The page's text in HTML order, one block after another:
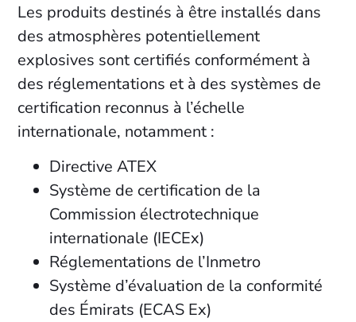
Les produits destinés à être installés dans
des atmosphères potentiellement
explosives sont certifiés conformément à
des réglementations et à des systèmes de
certification reconnus à l’échelle
internationale, notamment :
Directive ATEX
Système de certification de la
Commission électrotechnique
internationale (IECEx)
Réglementations de l’Inmetro
Système d’évaluation de la conformité
des Émirats (ECAS Ex)